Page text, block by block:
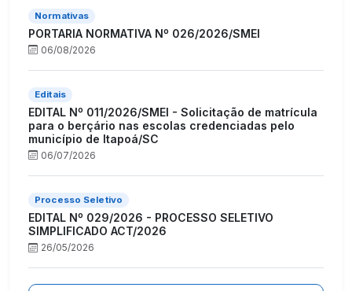
Normativas
PORTARIA NORMATIVA Nº 026/2026/SMEI
06/08/2026
Editais
EDITAL Nº 011/2026/SMEI - Solicitação de matrícula
para o berçário nas escolas credenciadas pelo
município de Itapoá/SC
06/07/2026
Processo Seletivo
EDITAL Nº 029/2026 - PROCESSO SELETIVO
SIMPLIFICADO ACT/2026
26/05/2026